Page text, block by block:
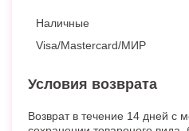
Наличные
Visa/Mastercard/МИР
Условия возврата
Возврат в течение 14 дней с